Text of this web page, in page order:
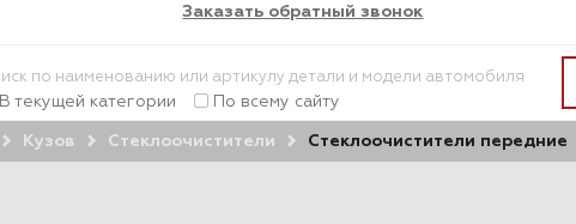
Заказать обратный звонок
В текущей категории
По всему сайту
Кузов Стеклоочистители Стеклоочистители передние